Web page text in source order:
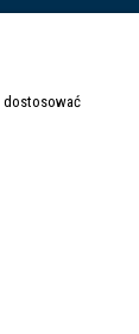
dostosować